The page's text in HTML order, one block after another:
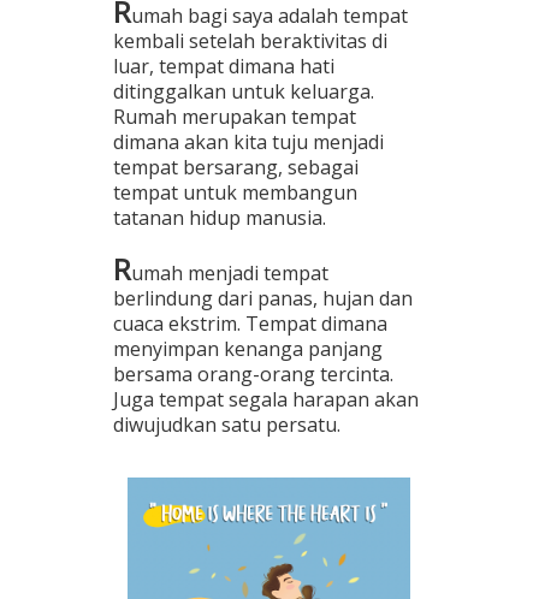
Rumah bagi saya adalah tempat
kembali setelah beraktivitas di
luar, tempat dimana hati
ditinggalkan untuk keluarga.
Rumah merupakan tempat
dimana akan kita tuju menjadi
tempat bersarang, sebagai
tempat untuk membangun
tatanan hidup manusia.
Rumah menjadi tempat
berlindung dari panas, hujan dan
cuaca ekstrim. Tempat dimana
menyimpan kenanga panjang
bersama orang-orang tercinta.
Juga tempat segala harapan akan
diwujudkan satu persatu.